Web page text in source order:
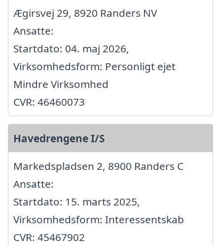
Ægirsvej 29, 8920 Randers NV
Ansatte:
Startdato: 04. maj 2026,
Virksomhedsform: Personligt ejet
Mindre Virksomhed
CVR: 46460073
Havedrengene I/S
Markedspladsen 2, 8900 Randers C
Ansatte:
Startdato: 15. marts 2025,
Virksomhedsform: Interessentskab
CVR: 45467902